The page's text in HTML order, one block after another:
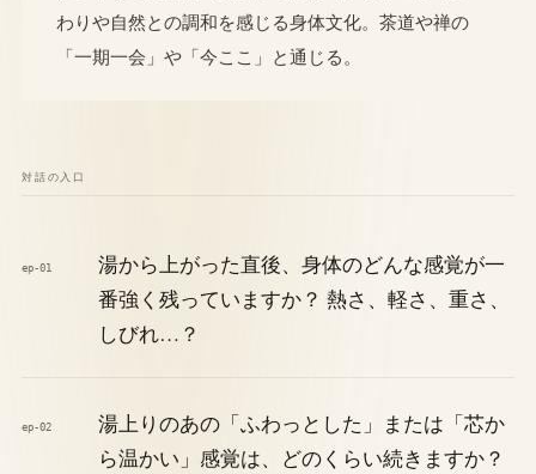
わりや自然との調和を感じる身体文化。茶道や禅の
「一期一会」や「今ここ」と通じる。
対話の入口
ep-01
湯から上がった直後、身体のどんな感覚が一
番強く残っていますか？ 熱さ、軽さ、重さ、
しびれ…？
ep-02
湯上りのあの「ふわっとした」または「芯か
ら温かい」感覚は、どのくらい続きますか？